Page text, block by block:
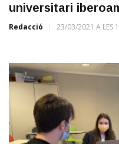
universitari
Redacció 23/03/2021 A LES